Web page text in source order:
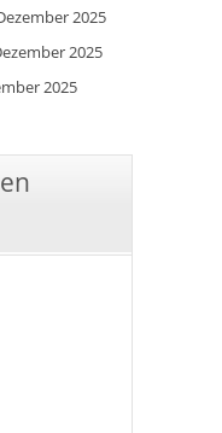
2025
2025
2025